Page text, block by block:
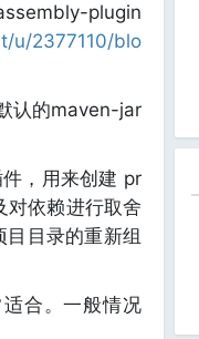
plugin
u/2377110/blo
认的maven-jar
，用来创建 pr
依赖进行取舍
目录的重新组
合。一般情况